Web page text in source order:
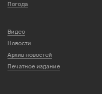
Погода
Видео
Новости
Архив новостей
Печатное издание